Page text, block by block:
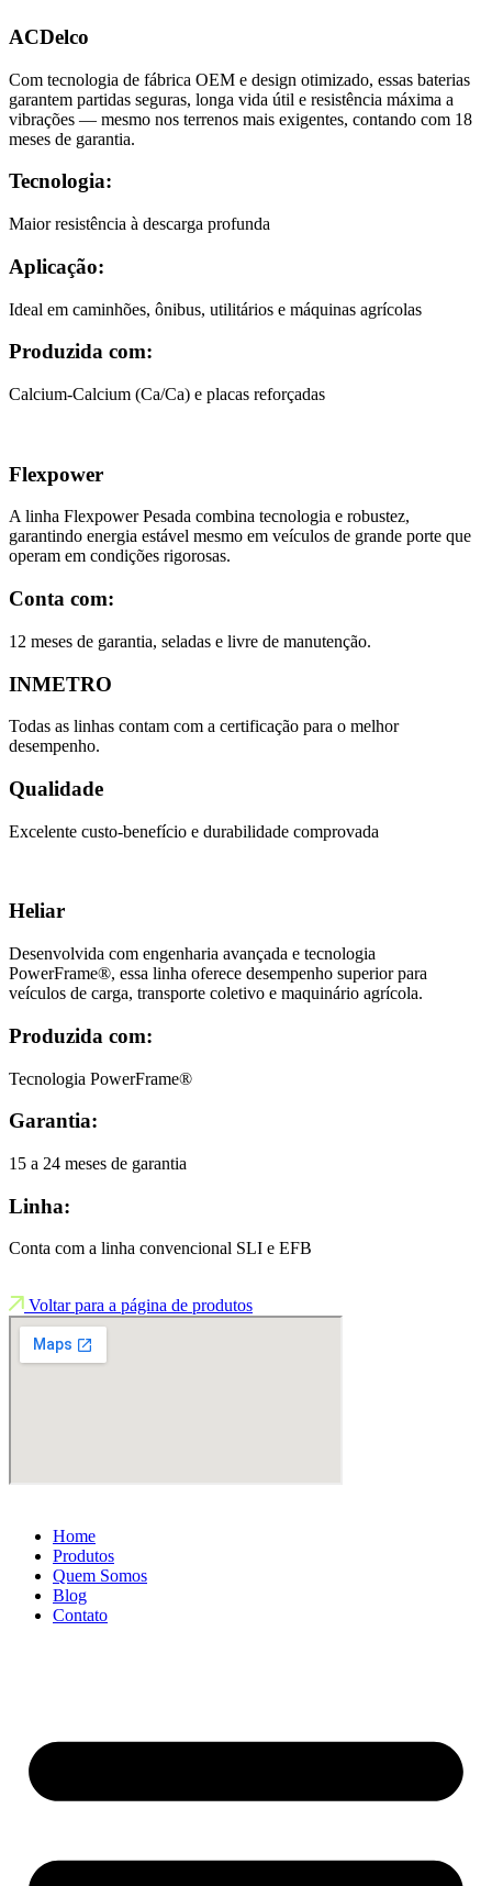
ACDelco
Com tecnologia de fábrica OEM e design otimizado, essas baterias
garantem partidas seguras, longa vida útil e resistência máxima a
vibrações — mesmo nos terrenos mais exigentes, contando com 18
meses de garantia.
Tecnologia:
Maior resistência à descarga profunda
Aplicação:
Ideal em caminhões, ônibus, utilitários e máquinas agrícolas
Produzida com:
Calcium-Calcium (Ca/Ca) e placas reforçadas
Flexpower
A linha Flexpower Pesada combina tecnologia e robustez,
garantindo energia estável mesmo em veículos de grande porte que
operam em condições rigorosas.
Conta com:
12 meses de garantia, seladas e livre de manutenção.
INMETRO
Todas as linhas contam com a certificação para o melhor
desempenho.
Qualidade
Excelente custo-benefício e durabilidade comprovada
Heliar
Desenvolvida com engenharia avançada e tecnologia
PowerFrame®, essa linha oferece desempenho superior para
veículos de carga, transporte coletivo e maquinário agrícola.
Produzida com:
Tecnologia PowerFrame®
Garantia:
15 a 24 meses de garantia
Linha:
Conta com a linha convencional SLI e EFB
Voltar para a página de produtos
Home
Produtos
Quem Somos
Blog
Contato